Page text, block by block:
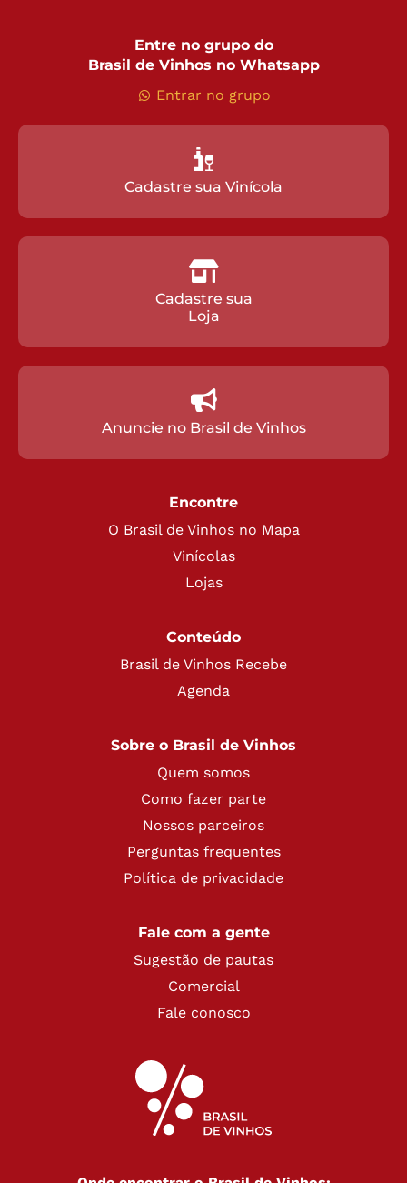
Entre no grupo do
Brasil de Vinhos no Whatsapp
Entrar no grupo
Cadastre sua Vinícola
Cadastre sua
Loja
Anuncie no Brasil de Vinhos
Encontre
O Brasil de Vinhos no Mapa
Vinícolas
Lojas
Conteúdo
Brasil de Vinhos Recebe
Agenda
Sobre o Brasil de Vinhos
Quem somos
Como fazer parte
Nossos parceiros
Perguntas frequentes
Política de privacidade
Fale com a gente
Sugestão de pautas
Comercial
Fale conosco